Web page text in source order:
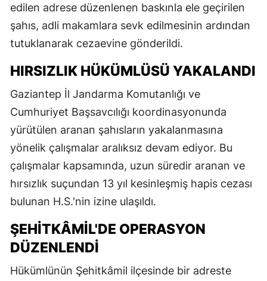
edilen adrese düzenlenen baskınla ele geçirilen
şahıs, adli makamlara sevk edilmesinin ardından
tutuklanarak cezaevine gönderildi.
HIRSIZLIK HÜKÜMLÜSÜ YAKALANDI
Gaziantep İl Jandarma Komutanlığı ve
Cumhuriyet Başsavcılığı koordinasyonunda
yürütülen aranan şahısların yakalanmasına
yönelik çalışmalar aralıksız devam ediyor. Bu
çalışmalar kapsamında, uzun süredir aranan ve
hırsızlık suçundan 13 yıl kesinleşmiş hapis cezası
bulunan H.S.'nin izine ulaşıldı.
ŞEHITKÂMIL'DE OPERASYON
DÜZENLENDI
Hükümlünün Şehitkâmil ilçesinde bir adreste